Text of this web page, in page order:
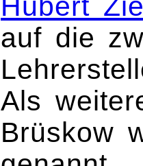
auf die
Als
Brüskow